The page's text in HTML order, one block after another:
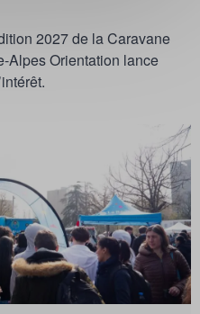
2027 de la Caravane
Alpes Orientation lance